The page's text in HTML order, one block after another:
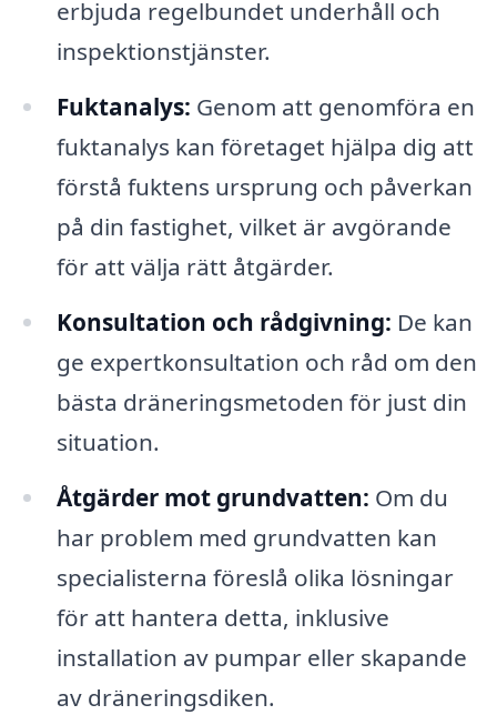
erbjuda regelbundet underhåll och
inspektionstjänster.
Fuktanalys: Genom att genomföra en
fuktanalys kan företaget hjälpa dig att
förstå fuktens ursprung och påverkan
på din fastighet, vilket är avgörande
för att välja rätt åtgärder.
Konsultation och rådgivning: De kan
ge expertkonsultation och råd om den
bästa dräneringsmetoden för just din
situation.
Åtgärder mot grundvatten: Om du
har problem med grundvatten kan
specialisterna föreslå olika lösningar
för att hantera detta, inklusive
installation av pumpar eller skapande
av dräneringsdiken.